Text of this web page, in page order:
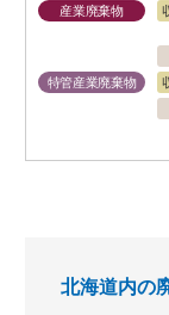
産業廃棄物
特管産業廃棄物
北海道内の